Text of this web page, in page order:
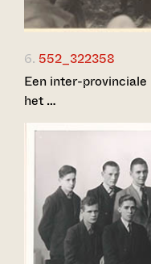
6. 552_322358
Een inter-provinciale
het …